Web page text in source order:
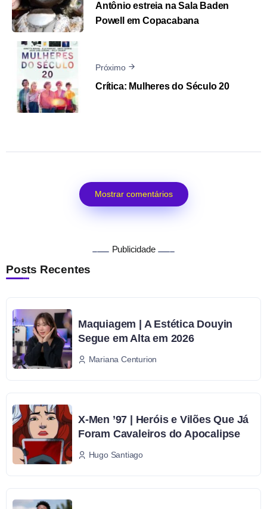
Antônio estreia na Sala Baden
Powell em Copacabana
Próximo
Crítica: Mulheres do Século 20
Mostrar comentários
Publicidade
Posts Recentes
Maquiagem | A Estética Douyin
Segue em Alta em 2026
Mariana Centurion
X-Men ’97 | Heróis e Vilões Que Já
Foram Cavaleiros do Apocalipse
Hugo Santiago